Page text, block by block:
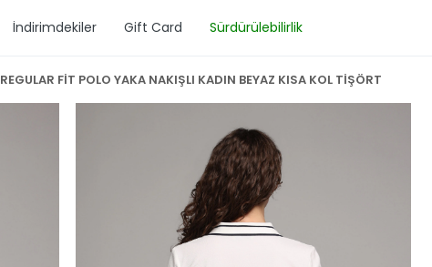
İndirimdekiler Gift Card Sürdürülebilirlik
REGULAR FİT POLO YAKA NAKIŞLI KADIN BEYAZ KISA KOL TİŞÖRT